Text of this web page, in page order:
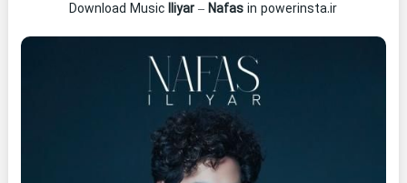
Iliyar – Nafas in powerinsta.ir